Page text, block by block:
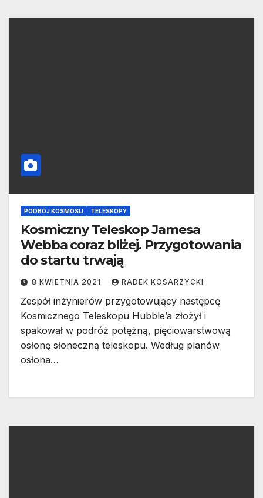
PODBÓJ KOSMOSU TELESKOPY
Kosmiczny Teleskop Jamesa
Webba coraz bliżej. Przygotowania
do startu trwają
8 KWIETNIA 2021 RADEK KOSARZYCKI
Zespół inżynierów przygotowujący następcę
Kosmicznego Teleskopu Hubble’a złożył i
spakował w podróż potężną, pięciowarstwową
osłonę słoneczną teleskopu. Według planów
osłona…